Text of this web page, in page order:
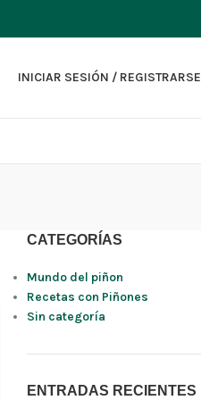
INICIAR SESIÓN / REGISTRARSE
CATEGORÍAS
Mundo del piñon
Recetas con Piñones
Sin categoría
ENTRADAS RECIENTES